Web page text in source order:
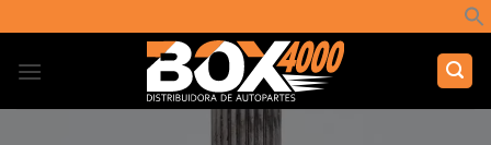
al
contenido